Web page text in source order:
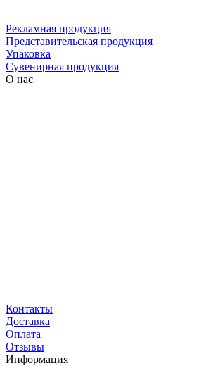
Рекламная продукция
Представительская продукция
Упаковка
Сувенирная продукция
О нас
Контакты
Доставка
Оплата
Отзывы
Информация